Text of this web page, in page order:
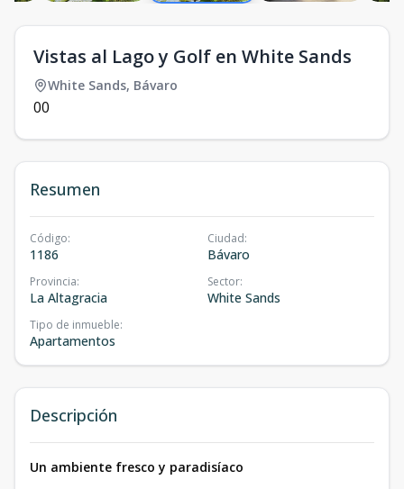
Vistas al Lago y Golf en White Sands
White Sands, Bávaro
00
Resumen
Código:
1186
Ciudad:
Bávaro
Provincia:
La Altagracia
Sector:
White Sands
Tipo de inmueble:
Apartamentos
Descripción
Un ambiente fresco y paradisíaco